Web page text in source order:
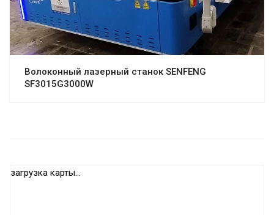
Волоконный лазерный станок SENFENG
SF3015G3000W
загрузка карты...